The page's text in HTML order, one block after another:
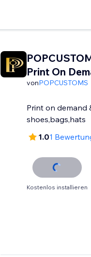
Print On
vonPOPCUSTOMS
Print on demand
shoes,bags,hats
1.01
Kostenlos installieren